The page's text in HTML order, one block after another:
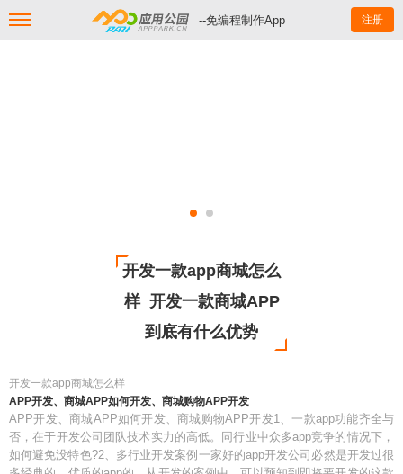
--免编程制作App 注册
开发一款app商城怎么
样_开发一款商城APP
到底有什么优势
开发一款app商城怎么样
APP开发、商城APP如何开发、商城购物APP开发
APP开发、商城APP如何开发、商城购物APP开发1、一款app功能齐全与
否，在于开发公司团队技术实力的高低。同行业中众多app竞争的情况下，
如何避免没特色?2、多行业开发案例一家好的app开发公司必然是开发过很